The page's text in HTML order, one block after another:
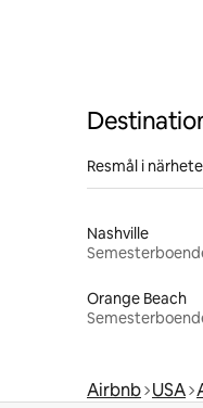
Resmål i
Nashville
Orange Beach
Airbnb USA